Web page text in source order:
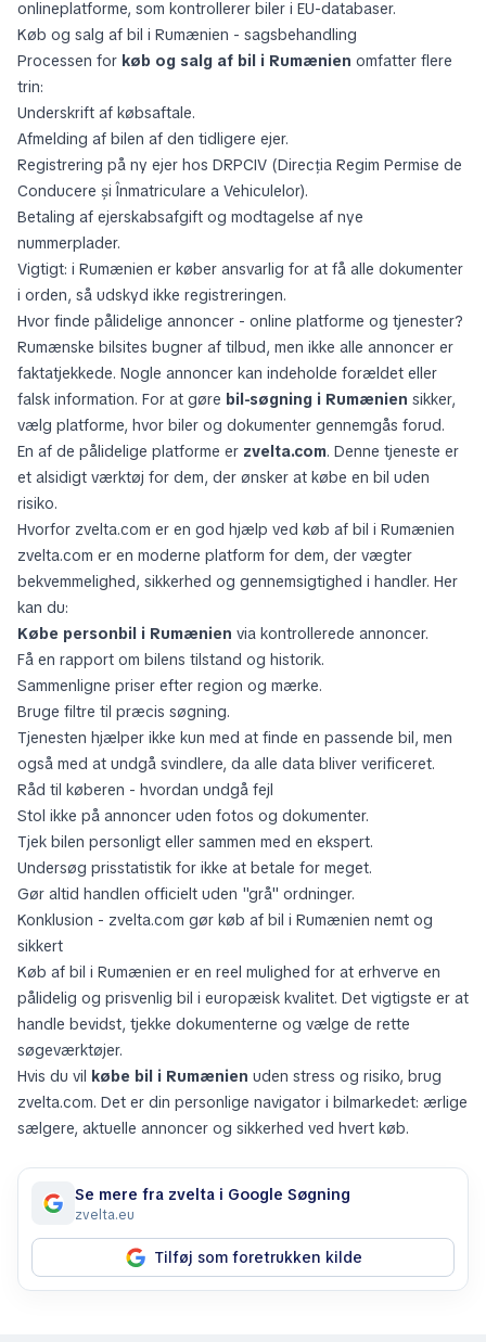
onlineplatforme, som kontrollerer biler i EU-databaser.
Køb og salg af bil i Rumænien - sagsbehandling
Processen for køb og salg af bil i Rumænien omfatter flere
trin:
Underskrift af købsaftale.
Afmelding af bilen af den tidligere ejer.
Registrering på ny ejer hos DRPCIV (Direcția Regim Permise de
Conducere și Înmatriculare a Vehiculelor).
Betaling af ejerskabsafgift og modtagelse af nye
nummerplader.
Vigtigt: i Rumænien er køber ansvarlig for at få alle dokumenter
i orden, så udskyd ikke registreringen.
Hvor finde pålidelige annoncer - online platforme og tjenester?
Rumænske bilsites bugner af tilbud, men ikke alle annoncer er
faktatjekkede. Nogle annoncer kan indeholde forældet eller
falsk information. For at gøre bil-søgning i Rumænien sikker,
vælg platforme, hvor biler og dokumenter gennemgås forud.
En af de pålidelige platforme er zvelta.com. Denne tjeneste er
et alsidigt værktøj for dem, der ønsker at købe en bil uden
risiko.
Hvorfor zvelta.com er en god hjælp ved køb af bil i Rumænien
zvelta.com er en moderne platform for dem, der vægter
bekvemmelighed, sikkerhed og gennemsigtighed i handler. Her
kan du:
Købe personbil i Rumænien via kontrollerede annoncer.
Få en rapport om bilens tilstand og historik.
Sammenligne priser efter region og mærke.
Bruge filtre til præcis søgning.
Tjenesten hjælper ikke kun med at finde en passende bil, men
også med at undgå svindlere, da alle data bliver verificeret.
Råd til køberen - hvordan undgå fejl
Stol ikke på annoncer uden fotos og dokumenter.
Tjek bilen personligt eller sammen med en ekspert.
Undersøg prisstatistik for ikke at betale for meget.
Gør altid handlen officielt uden "grå" ordninger.
Konklusion - zvelta.com gør køb af bil i Rumænien nemt og
sikkert
Køb af bil i Rumænien er en reel mulighed for at erhverve en
pålidelig og prisvenlig bil i europæisk kvalitet. Det vigtigste er at
handle bevidst, tjekke dokumenterne og vælge de rette
søgeværktøjer.
Hvis du vil købe bil i Rumænien uden stress og risiko, brug
zvelta.com. Det er din personlige navigator i bilmarkedet: ærlige
sælgere, aktuelle annoncer og sikkerhed ved hvert køb.
Se mere fra zvelta i Google Søgning
zvelta.eu
Tilføj som foretrukken kilde